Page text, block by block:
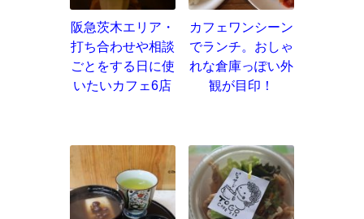
阪急茨木エリア・
打ち合わせや相談
ごとをする日に使
いたいカフェ6店
カフェワンシーン
でランチ。おしゃ
れな倉庫っぽい外
観が目印！